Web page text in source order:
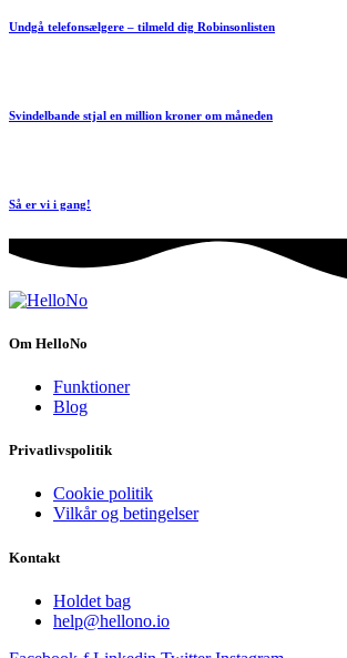
Undgå telefonsælgere – tilmeld dig Robinsonlisten
Svindelbande stjal en million kroner om måneden
Så er vi i gang!
Om HelloNo
Funktioner
Blog
Privatlivspolitik
Cookie politik
Vilkår og betingelser
Kontakt
Holdet bag
help@hellono.io